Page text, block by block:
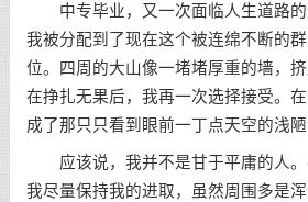
中专毕业，又一次面临人生道路的
我被分配到了现在这个被连绵不断的
位。四周的大山像一堵堵厚重的墙，挤
在挣扎无果后，我再一次选择接受。
成了那只只看到眼前一丁点天空的浅陋
应该说，我并不是甘于平庸的人。
我尽量保持我的进取，虽然周围多是浑